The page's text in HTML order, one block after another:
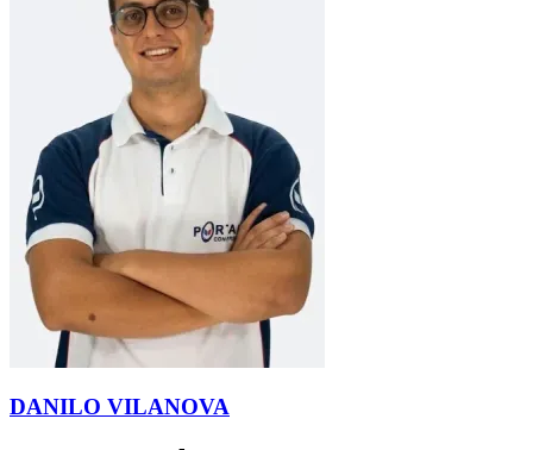
DANILO VILANOVA